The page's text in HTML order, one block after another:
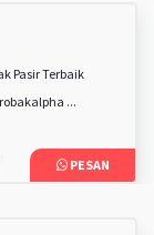
Pasir Terbaik
...
PESAN